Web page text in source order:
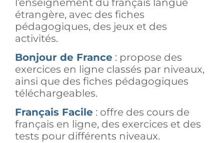
étrangère, avec des fiches
pédagogiques, des jeux et des
activités.
Bonjour de France : propose des
exercices en ligne classés par niveaux,
ainsi que des fiches pédagogiques
téléchargeables.
Français Facile : offre des cours de
français en ligne, des exercices et des
tests pour différents niveaux.